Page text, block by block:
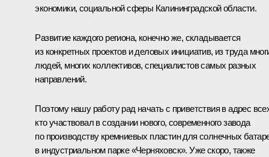
экономики, социальной сферы Калининградской области.
Развитие каждого региона, конечно же, складывается
из конкретных проектов и деловых инициатив, из труда
людей, многих коллективов, специалистов самых разных
направлений.
Поэтому нашу работу рад начать с приветствия в адрес
кто участвовал в создании нового, современного завода
по производству кремниевых пластин для солнечных
в индустриальном парке «Черняховск». Уже скоро, также